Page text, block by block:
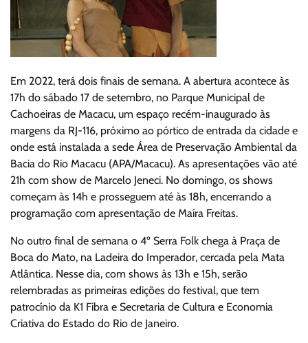
Em 2022, terá dois finais de semana. A abertura acontece às
17h do sábado 17 de setembro, no Parque Municipal de
Cachoeiras de Macacu, um espaço recém-inaugurado às
margens da RJ-116, próximo ao pórtico de entrada da cidade e
onde está instalada a sede Área de Preservação Ambiental da
Bacia do Rio Macacu (APA/Macacu). As apresentações vão até
21h com show de Marcelo Jeneci. No domingo, os shows
começam às 14h e prosseguem até às 18h, encerrando a
programação com apresentação de Maíra Freitas.
No outro final de semana o 4º Serra Folk chega à Praça de
Boca do Mato, na Ladeira do Imperador, cercada pela Mata
Atlântica. Nesse dia, com shows às 13h e 15h, serão
relembradas as primeiras edições do festival, que tem
patrocínio da K1 Fibra e Secretaria de Cultura e Economia
Criativa do Estado do Rio de Janeiro.